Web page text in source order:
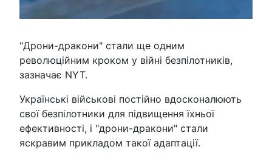
"Дрони-дракони" стали ще одним
революційним кроком у війні безпілотників,
зазначає NYT.
Українські військові постійно вдосконалюють
свої безпілотники для підвищення їхньої
ефективності, і "дрони-дракони" стали
яскравим прикладом такої адаптації.